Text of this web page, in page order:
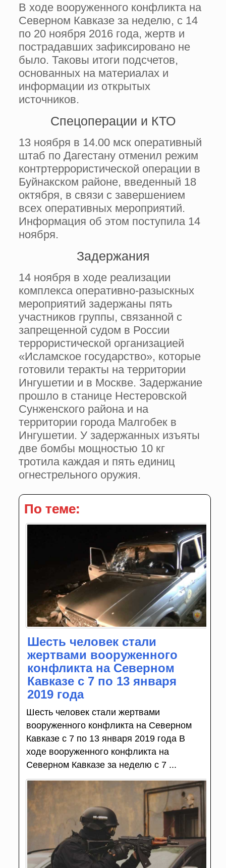
В ходе вооруженного конфликта на
Северном Кавказе за неделю, с 14
по 20 ноября 2016 года, жертв и
пострадавших зафиксировано не
было. Таковы итоги подсчетов,
основанных на материалах и
информации из открытых
источников.
Спецоперации и КТО
13 ноября в 14.00 мск оперативный
штаб по Дагестану отменил режим
контртеррористической операции в
Буйнакском районе, введенный 18
октября, в связи с завершением
всех оперативных мероприятий.
Информация об этом поступила 14
ноября.
Задержания
14 ноября в ходе реализации
комплекса оперативно-разыскных
мероприятий задержаны пять
участников группы, связанной с
запрещенной судом в России
террористической организацией
«Исламское государство», которые
готовили теракты на территории
Ингушетии и в Москве. Задержание
прошло в станице Нестеровской
Сунженского района и на
территории города Малгобек в
Ингушетии. У задержанных изъяты
две бомбы мощностью 10 кг
тротила каждая и пять единиц
огнестрельного оружия.
По теме:
Шесть человек стали
жертвами вооруженного
конфликта на Северном
Кавказе с 7 по 13 января
2019 года
Шесть человек стали жертвами
вооруженного конфликта на Северном
Кавказе с 7 по 13 января 2019 года В
ходе вооруженного конфликта на
Северном Кавказе за неделю с 7 ...